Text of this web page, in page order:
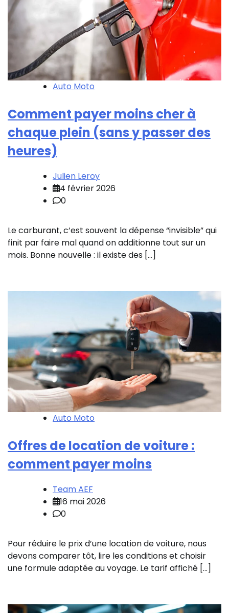
Auto Moto
Comment payer moins cher à
chaque plein (sans y passer des
heures)
Julien Leroy
4 février 2026
0
Le carburant, c’est souvent la dépense “invisible” qui
finit par faire mal quand on additionne tout sur un
mois. Bonne nouvelle : il existe des […]
Auto Moto
Offres de location de voiture :
comment payer moins
Team AEF
16 mai 2026
0
Pour réduire le prix d’une location de voiture, nous
devons comparer tôt, lire les conditions et choisir
une formule adaptée au voyage. Le tarif affiché […]